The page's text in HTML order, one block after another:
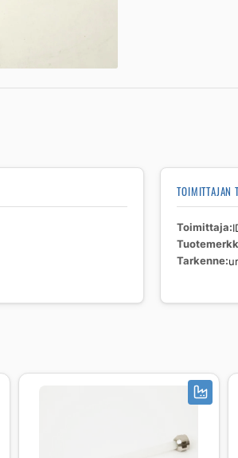
TOIMITTAJAN
Toimittaja
Tarkenne